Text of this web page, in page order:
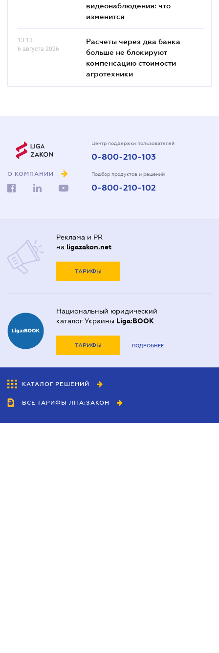
видеонаблюдения: что
изменится
13.13
6 августа 2026
Расчеты через два банка
больше не блокируют
компенсацию стоимости
агротехники
О КОМПАНИИ
Центр поддержки пользователей
0-800-210-103
Подбор продуктов и решений
0-800-210-102
Реклама и PR
на ligazakon.net
ТАРИФЫ
Национальный юридический
каталог Украины Liga:BOOK
ТАРИФЫ ПОДРОБНЕЕ
КАТАЛОГ РЕШЕНИЙ
ВСЕ ТАРИФЫ ЛІГА:ЗАКОН